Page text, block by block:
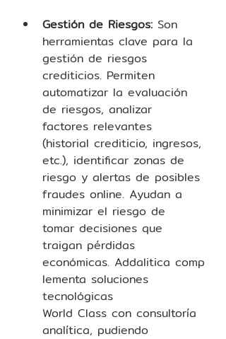
Gestión de Riesgos: Son
herramientas clave para la
gestión de riesgos
crediticios. Permiten
automatizar la evaluación
de riesgos, analizar
factores relevantes
(historial crediticio, ingresos,
etc.), identificar zonas de
riesgo y alertas de posibles
fraudes online. Ayudan a
minimizar el riesgo de
tomar decisiones que
traigan pérdidas
económicas. Addalitica comp
lementa soluciones
tecnológicas
World Class con consultoría
analítica, pudiendo